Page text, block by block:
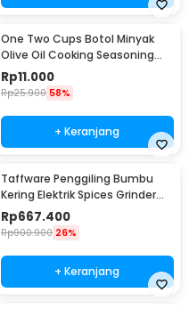
One Two Cups Botol Minyak
Olive Oil Cooking Seasoning
Bottle 500ml - CW200
Rp11.000
Rp25.900 58%
+ Keranjang
Taffware Penggiling Bumbu
Kering Elektrik Spices Grinder
800g 2400W - HC-800Y
Rp667.400
Rp900.900 26%
+ Keranjang